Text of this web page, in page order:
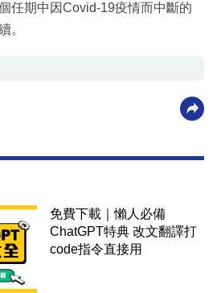
任期中因Covid-19疫情而中斷的
。
免費下載｜懶人必備
ChatGPT特典 改文翻譯打
code指令直接用